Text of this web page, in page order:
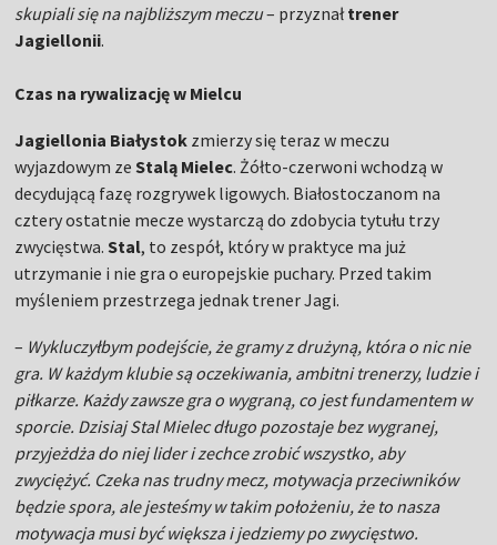
skupiali się na najbliższym meczu– przyznałtrener
Jagiellonii.
Czas na rywalizację w Mielcu
Jagiellonia Białystok zmierzy się teraz w meczu
wyjazdowym zeStalą Mielec. Żółto-czerwoni wchodzą w
decydującą fazę rozgrywek ligowych. Białostoczanom na
cztery ostatnie mecze wystarczą do zdobycia tytułu trzy
zwycięstwa.Stal, to zespół, który w praktyce ma już
utrzymanie i nie gra o europejskie puchary. Przed takim
myśleniem przestrzega jednak trener Jagi.
– Wykluczyłbym podejście, że gramy z drużyną, która o nic nie
gra. W każdym klubie są oczekiwania, ambitni trenerzy, ludzie i
piłkarze. Każdy zawsze gra o wygraną, co jest fundamentem w
sporcie. Dzisiaj Stal Mielec długo pozostaje bez wygranej,
przyjeżdża do niej lider i zechce zrobić wszystko, aby
zwyciężyć. Czeka nas trudny mecz, motywacja przeciwników
będzie spora, ale jesteśmy w takim położeniu, że to nasza
motywacja musi być większa i jedziemy po zwycięstwo.